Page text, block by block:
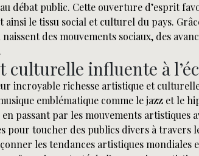
débat public. Cette ouverture d’esprit
le tissu social et culturel du pays.
des mouvements sociaux, des
culturelle influente à
incroyable richesse artistique et
emblématique comme le jazz et le
passant par les mouvements artistiques
pour toucher des publics divers à travers
les tendances artistiques mondiales